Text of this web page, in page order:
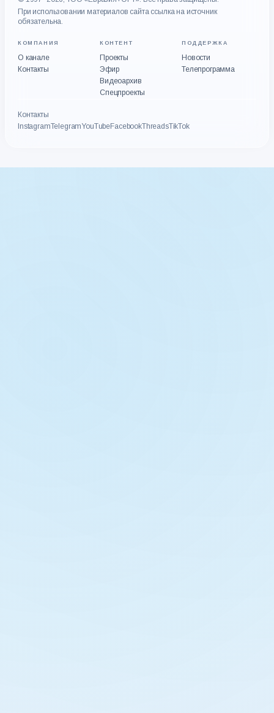
При использовании материалов сайта ссылка на источник
обязательна.
КОМПАНИЯ
О канале
Контакты
КОНТЕНТ
Проекты
Эфир
Видеоархив
Спецпроекты
ПОДДЕРЖКА
Новости
Телепрограмма
Контакты
InstagramTelegramYouTubeFacebookThreadsTikTok